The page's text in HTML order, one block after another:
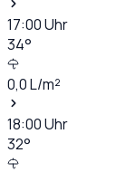
17:00Uhr
34°
0,0L/m²
18:00Uhr
32°